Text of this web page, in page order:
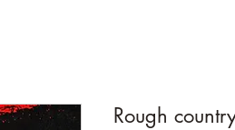
Rough